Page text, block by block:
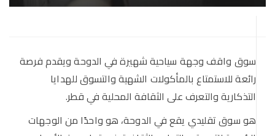
سوق واقف وجهة سياحية شهيرة في الدوحة ويقدم فرصة
رائعة للاستمتاع بالمأكولات الشهية والتسوق للهدايا
التذكارية والتعرف على الثقافة المحلية في قطر.
هو سوق تقليدي يقع في الدوحة، هو واحدًا من الوجهات